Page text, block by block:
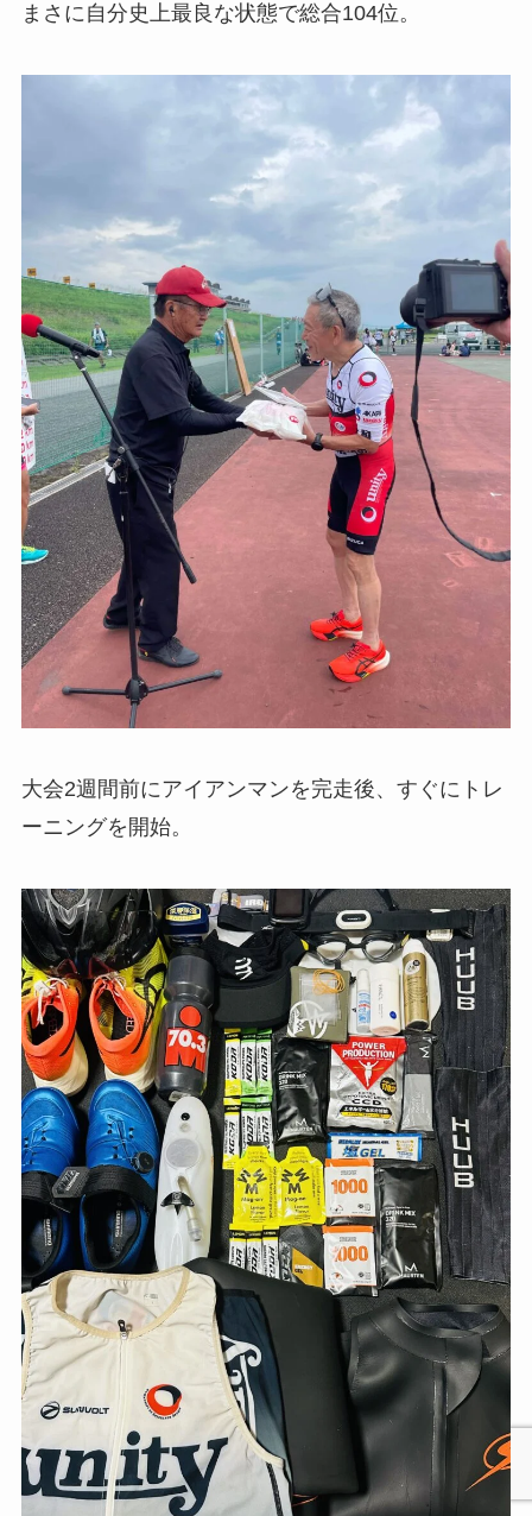
まさに自分史上最良な状態で総合104位。
大会2週間前にアイアンマンを完走後、すぐにトレ
ーニングを開始。